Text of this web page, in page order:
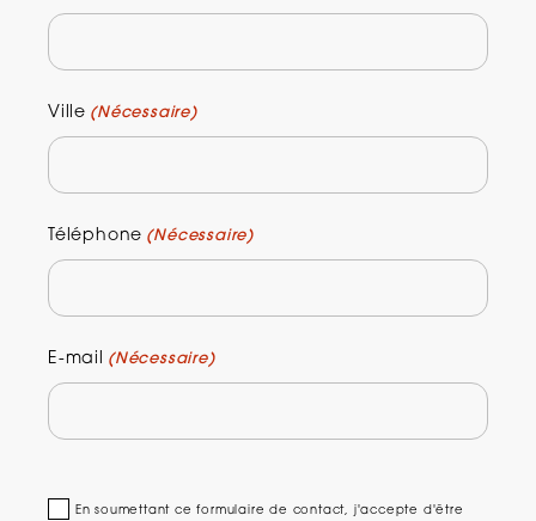
Ville (Nécessaire)
Téléphone (Nécessaire)
E-mail (Nécessaire)
En soumettant ce formulaire de contact, j'accepte d'être